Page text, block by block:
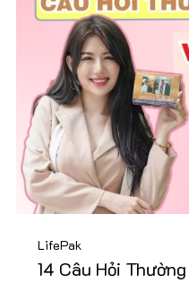
LifePak
14 Câu Hỏi